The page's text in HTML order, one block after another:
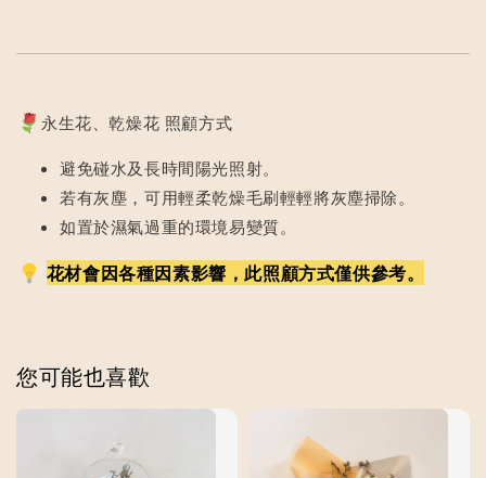
永生花、乾燥花 照顧方式
避免碰水及長時間陽光照射。
若有灰塵，可用輕柔乾燥毛刷輕輕將灰塵掃除。
如置於濕氣過重的環境易變質。
花材會因各種因素影響，此照顧方式僅供參考。
您可能也喜歡